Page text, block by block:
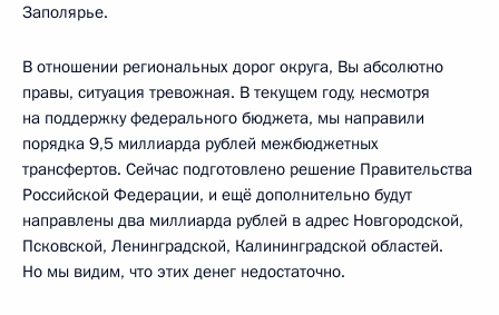
Заполярье.
В отношении региональных дорог округа, Вы абсолютно
правы, ситуация тревожная. В текущем году, несмотря
на поддержку федерального бюджета, мы направили
порядка 9,5 миллиарда рублей межбюджетных
трансфертов. Сейчас подготовлено решение Правительства
Российской Федерации, и ещё дополнительно будут
направлены два миллиарда рублей в адрес Новгородской,
Псковской, Ленинградской, Калининградской областей.
Но мы видим, что этих денег недостаточно.